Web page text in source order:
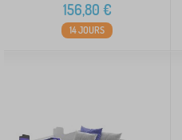
156,80 €
14 JOURS